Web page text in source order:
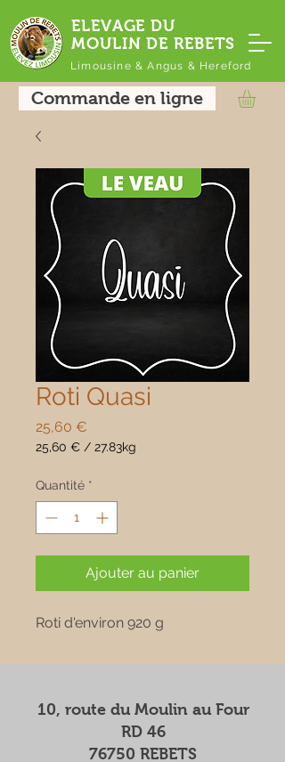
ELEVAGE DU
MOULIN DE REBETS
Limousine & Angus & Hereford
Commande en ligne
Roti Quasi
25,60 €
25,60 € / 27.83kg
pour
Kilogrammes
Quantité *
Ajouter au panier
Roti d'environ 920 g
10, route du Moulin au Four
RD 46
76750 REBETS